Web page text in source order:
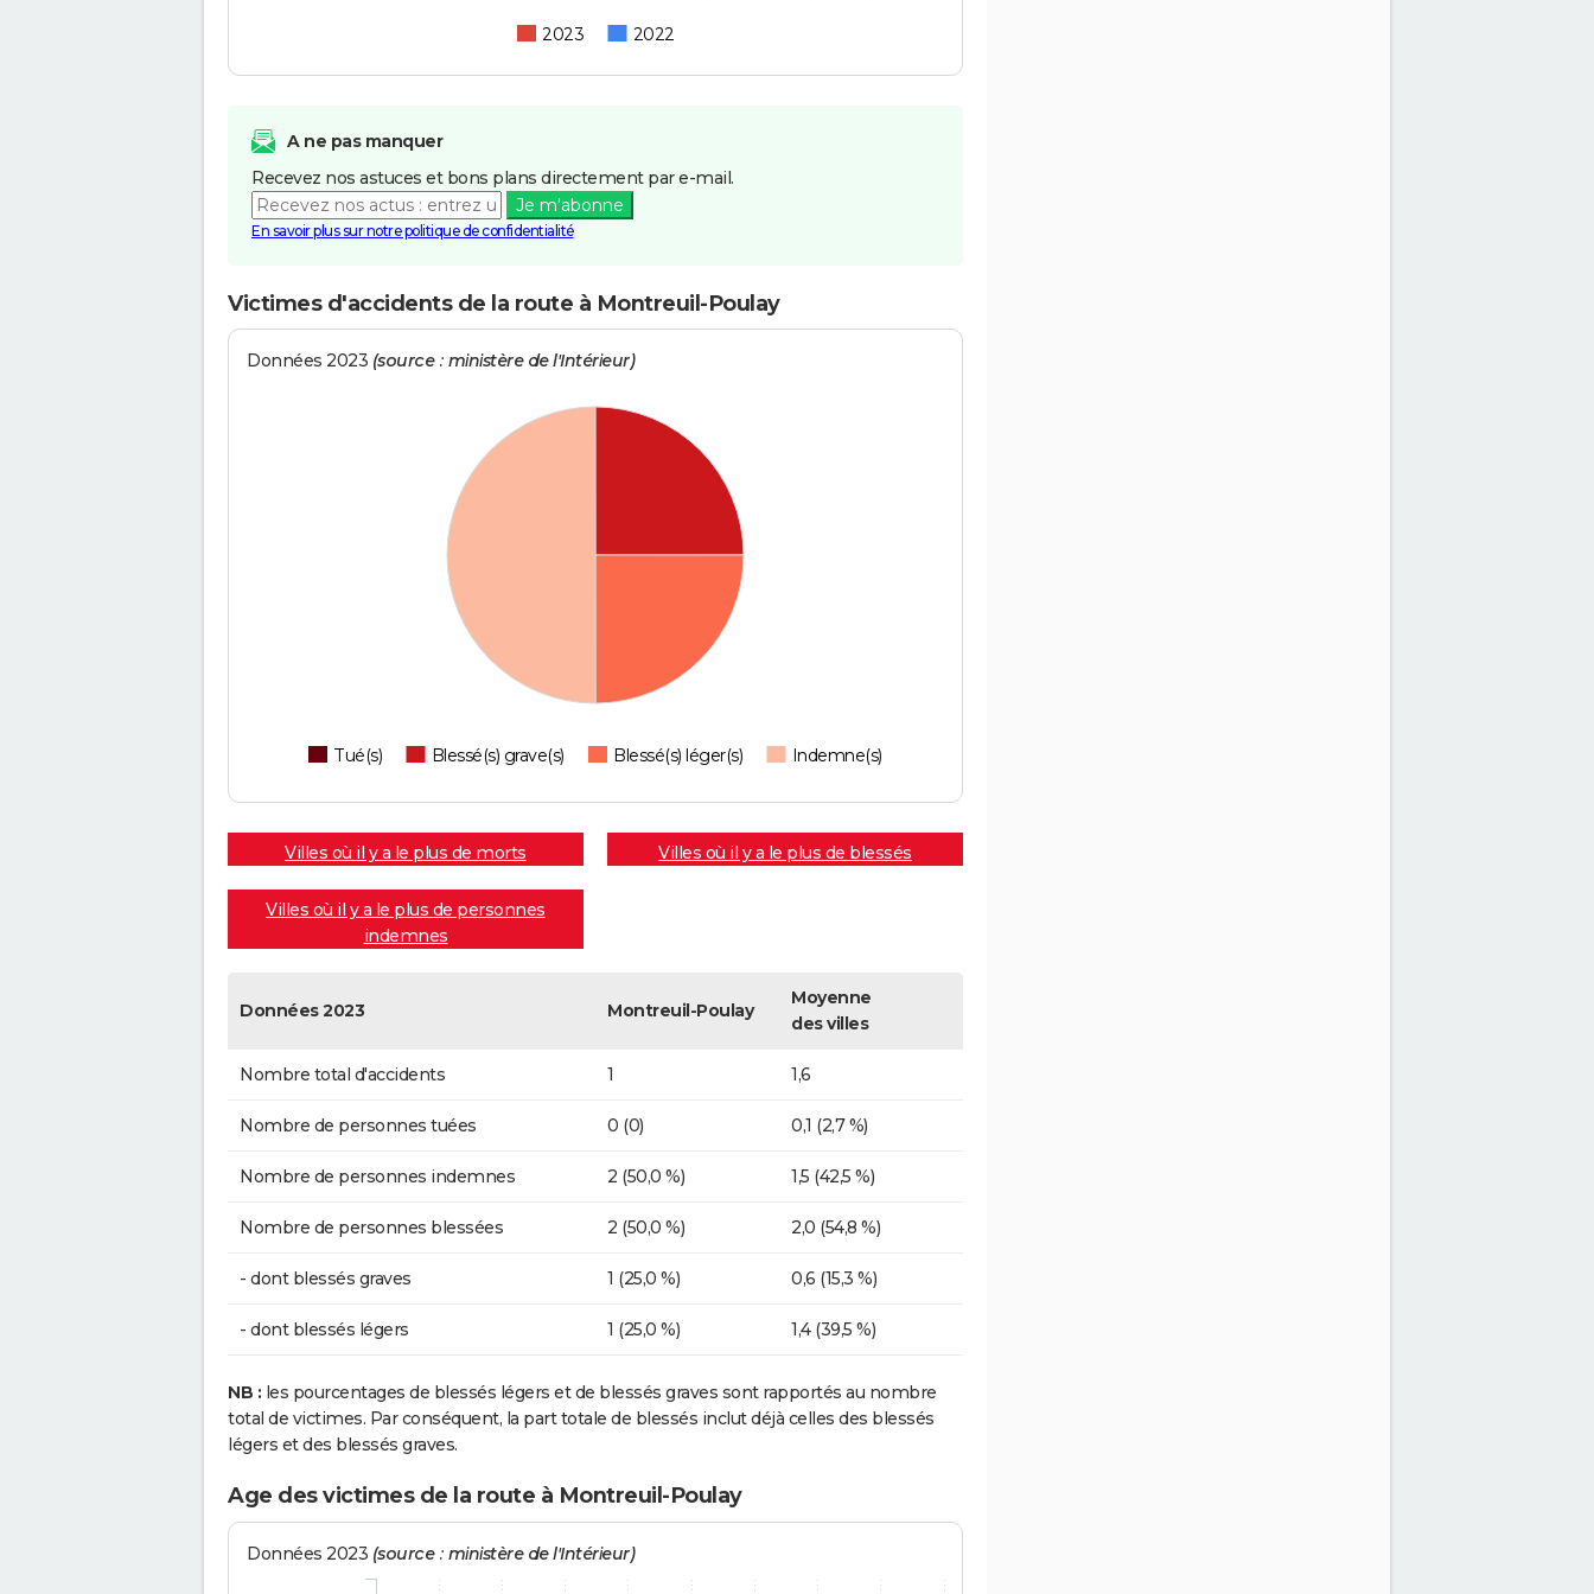
2023 2022
A ne pas manquer
Recevez nos astuces et bons plans directement par e-mail.
Je m'abonne
En savoir plus sur notre politique de confidentialité
Victimes d'accidents de la route à Montreuil-Poulay
Données 2023 (source : ministère de l'Intérieur)
Tué(s) Blessé(s) grave(s) Blessé(s) léger(s) Indemne(s)
Villes où il y a le plus de morts Villes où il y a le plus de blessés
Villes où il y a le plus de personnes
indemnes
Données 2023 Montreuil-Poulay
Moyenne
des villes
Nombre total d'accidents 1 1,6
Nombre de personnes tuées 0 (0) 0,1 (2,7 %)
Nombre de personnes indemnes 2 (50,0 %) 1,5 (42,5 %)
Nombre de personnes blessées 2 (50,0 %) 2,0 (54,8 %)
- dont blessés graves 1 (25,0 %) 0,6 (15,3 %)
- dont blessés légers 1 (25,0 %) 1,4 (39,5 %)
NB : les pourcentages de blessés légers et de blessés graves sont rapportés au nombre
total de victimes. Par conséquent, la part totale de blessés inclut déjà celles des blessés
légers et des blessés graves.
Age des victimes de la route à Montreuil-Poulay
Données 2023 (source : ministère de l'Intérieur)